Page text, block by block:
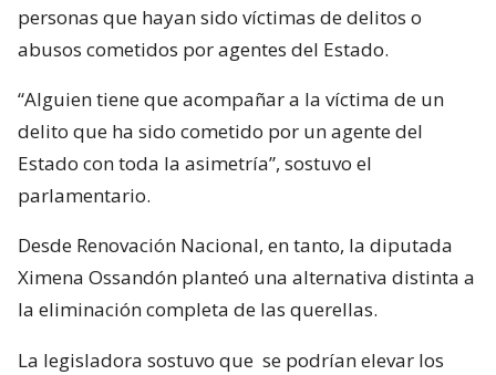
personas que hayan sido víctimas de delitos o
abusos cometidos por agentes del Estado.
“Alguien tiene que acompañar a la víctima de un
delito que ha sido cometido por un agente del
Estado con toda la asimetría”, sostuvo el
parlamentario.
Desde Renovación Nacional, en tanto, la diputada
Ximena Ossandón planteó una alternativa distinta a
la eliminación completa de las querellas.
La legisladora sostuvo que se podrían elevar los